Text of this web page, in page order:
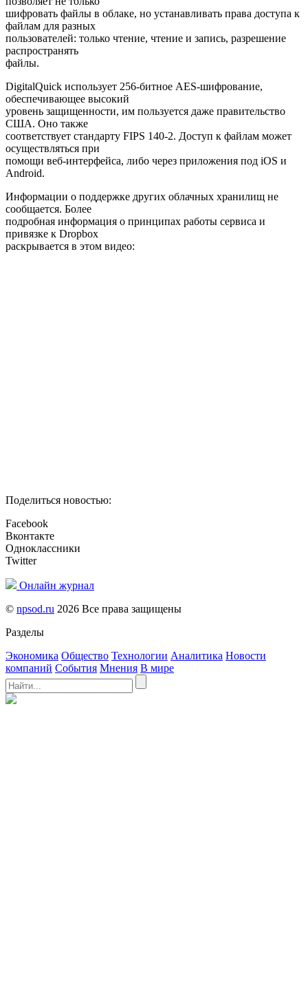
шифровать файлы в облаке, но устанавливать права доступа к
файлам для разных
пользователей: только чтение, чтение и запись, разрешение
распространять
файлы.
DigitalQuick использует 256-битное AES-шифрование,
обеспечивающее высокий
уровень защищенности, им пользуется даже правительство
США. Оно также
соответствует стандарту FIPS 140-2. Доступ к файлам может
осуществляться при
помощи веб-интерфейса, либо через приложения под iOS и
Android.
Информации о поддержке других облачных хранилищ не
сообщается. Более
подробная информация о принципах работы сервиса и
привязке к Dropbox
раскрывается в этом видео:
Поделиться новостью:
Facebook
Вконтакте
Одноклассники
Twitter
Онлайн журнал
© npsod.ru 2026 Все права защищены
Разделы
Экономика Общество Технологии Аналитика Новости
компаний События Мнения В мире